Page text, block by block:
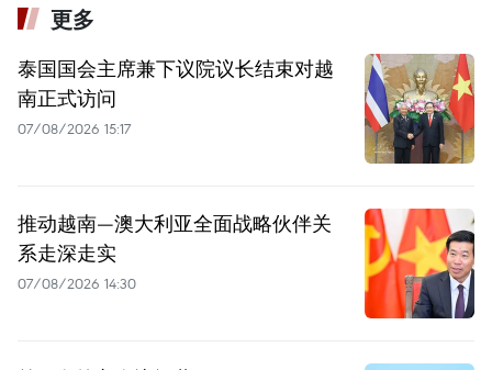
更多
泰国国会主席兼下议院议长结束对越
南正式访问
07/08/2026 15:17
推动越南—澳大利亚全面战略伙伴关
系走深走实
07/08/2026 14:30